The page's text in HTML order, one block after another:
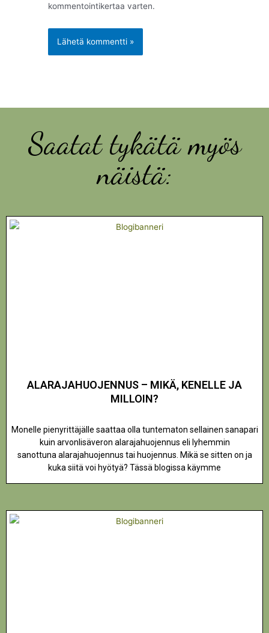
kommentointikertaa varten.
Saatat tykätä myös
näistä:
ALARAJAHUOJENNUS – MIKÄ, KENELLE JA
MILLOIN?
Monelle pienyrittäjälle saattaa olla tuntematon sellainen sanapari
kuin arvonlisäveron alarajahuojennus eli lyhemmin
sanottuna alarajahuojennus tai huojennus. Mikä se sitten on ja
kuka siitä voi hyötyä? Tässä blogissa käymme